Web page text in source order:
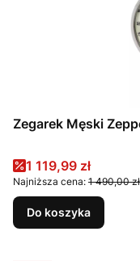
Zegarek Męski
Cena promocyjna
1 119,99 zł
Najniższa cena: 1 490,00 zł
Do koszyka